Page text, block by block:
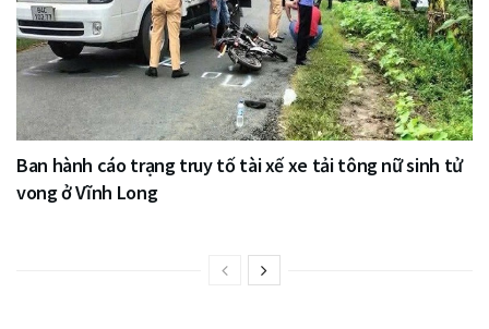
Ban hành cáo trạng truy tố tài xế xe tải tông nữ sinh tử
vong ở Vĩnh Long